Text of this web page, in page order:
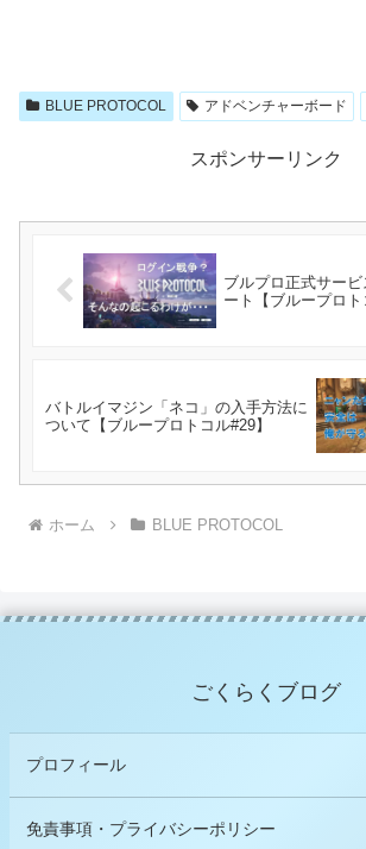
BLUE PROTOCOL アドベンチャーボード
スポンサーリンク
ブルプロ正式サー
ート【ブループロト
バトルイマジン「ネコ」の入手方法に
ついて【ブループロトコル#29】
ホーム BLUE PROTOCOL
ごくらくブログ
プロフィール
免責事項・プライバシーポリシー